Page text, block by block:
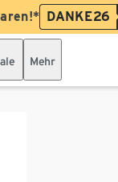
DANKE26
Mehr